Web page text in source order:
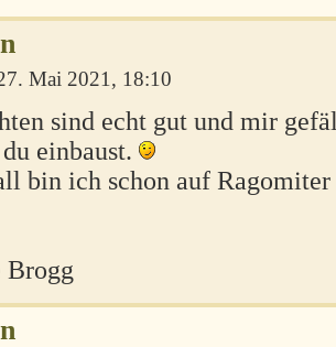
Mai 2021, 18:10
sind echt gut und mir
einbaust.
bin ich schon auf
Brogg